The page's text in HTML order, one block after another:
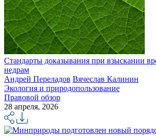
Стандарты доказывания при взыскании
недрам
Андрей Переладов Вячеслав Калинин
Экология и природопользование
Правовой обзор
28 апреля, 2026